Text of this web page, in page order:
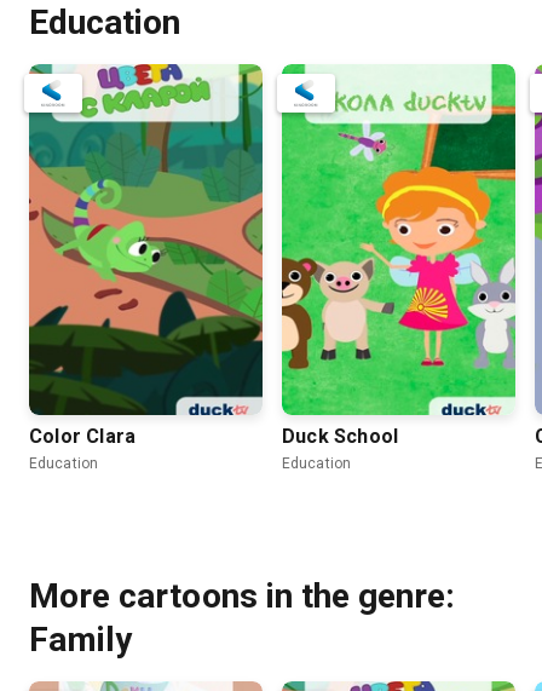
Education
Color Clara
Education
Duck School
Education
More cartoons in the genre:
Family